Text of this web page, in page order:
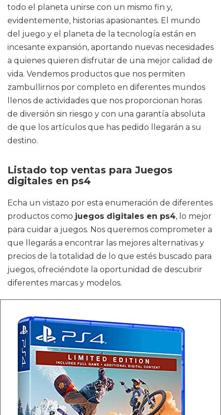
todo el planeta unirse con un mismo fin y,
evidentemente, historias apasionantes. El mundo
del juego y el planeta de la tecnología están en
incesante expansión, aportando nuevas necesidades
a quienes quieren disfrutar de una mejor calidad de
vida. Vendemos productos que nos permiten
zambullirnos por completo en diferentes mundos
llenos de actividades que nos proporcionan horas
de diversión sin riesgo y con una garantía absoluta
de que los artículos que has pedido llegarán a su
destino.
Listado top ventas para Juegos
digitales en ps4
Echa un vistazo por esta enumeración de diferentes
productos como juegos digitales en ps4, lo mejor
para cuidar a juegos. Nos queremos comprometer a
que llegarás a encontrar las mejores alternativas y
precios de la totalidad de lo que estés buscado para
juegos, ofreciéndote la oportunidad de descubrir
diferentes marcas y modelos.